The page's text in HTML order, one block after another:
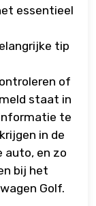
essentieel
tip
of
staat in
te
in de
auto, en zo
bij het
Golf.